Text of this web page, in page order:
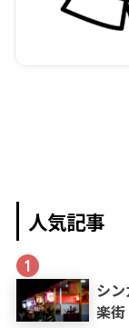
人気記事
1
シ
楽街